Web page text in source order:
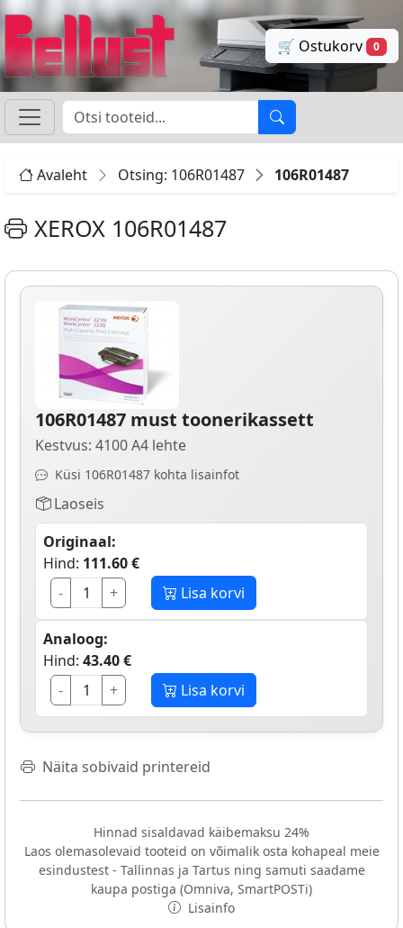
🛒 Ostukorv 0
Avaleht Otsing: 106R01487 106R01487
XEROX 106R01487
106R01487 must toonerikassett
Kestvus: 4100 A4 lehte
Küsi 106R01487 kohta lisainfot
Laoseis
Originaal:
Hind: 111.60 €
-
+ Lisa korvi
Analoog:
Hind: 43.40 €
-
+ Lisa korvi
Näita sobivaid printereid
Hinnad sisaldavad käibemaksu 24%
Laos olemasolevaid tooteid on võimalik osta kohapeal meie
esindustest - Tallinnas ja Tartus ning samuti saadame
kaupa postiga (Omniva, SmartPOSTi)
Lisainfo